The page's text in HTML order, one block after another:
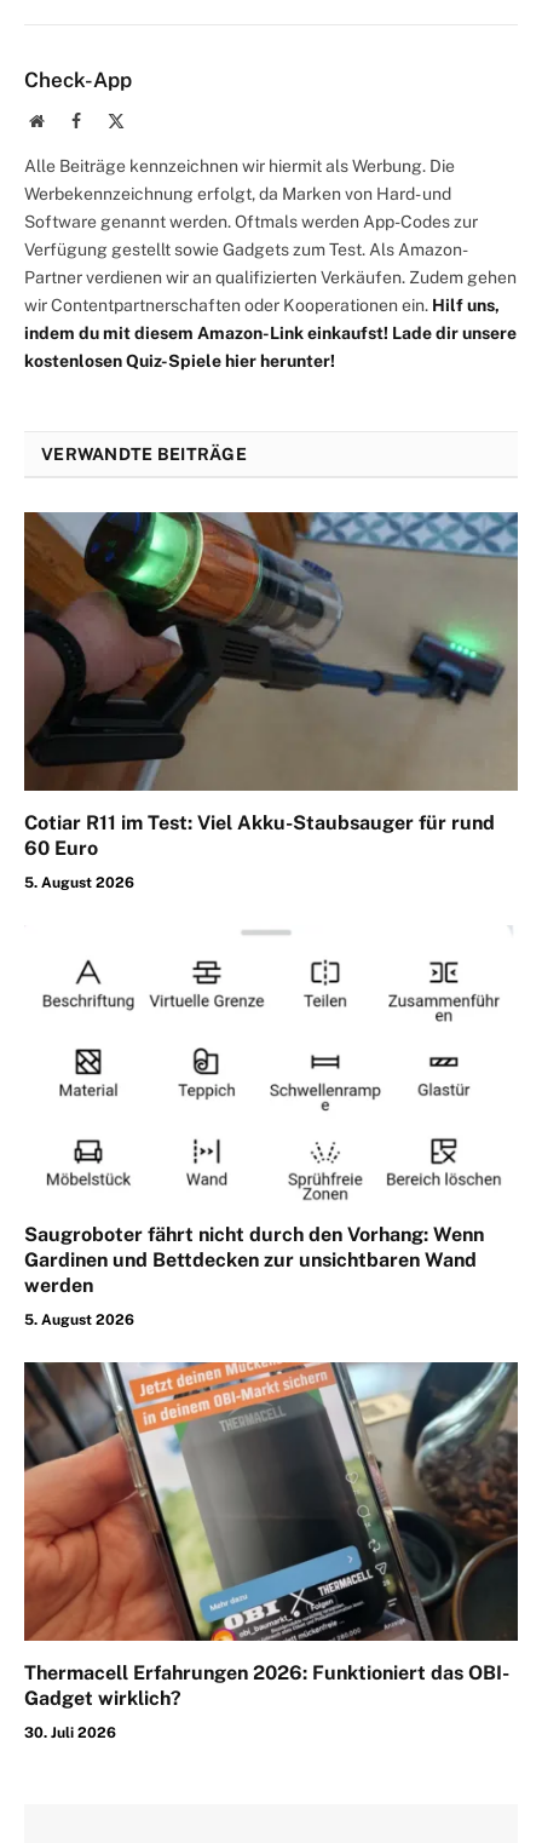
Check-App
WebsiteFacebook
Alle Beiträge kennzeichnen wir hiermit als Werbung. Die
Werbekennzeichnung erfolgt, da Marken von Hard- und
Software genannt werden. Oftmals werden App-Codes zur
Verfügung gestellt sowie Gadgets zum Test. Als Amazon-
Partner verdienen wir an qualifizierten Verkäufen. Zudem gehen
wir Contentpartnerschaften oder Kooperationen ein. Hilf uns,
indem du mit diesem Amazon-Link einkaufst! Lade dir unsere
kostenlosen Quiz-Spiele hier herunter!
VERWANDTE BEITRÄGE
Cotiar R11 im Test: Viel Akku-Staubsauger für rund
60 Euro
5. August 2026
Saugroboter fährt nicht durch den Vorhang: Wenn
Gardinen und Bettdecken zur unsichtbaren Wand
werden
5. August 2026
Thermacell Erfahrungen 2026: Funktioniert das OBI-
Gadget wirklich?
30. Juli 2026